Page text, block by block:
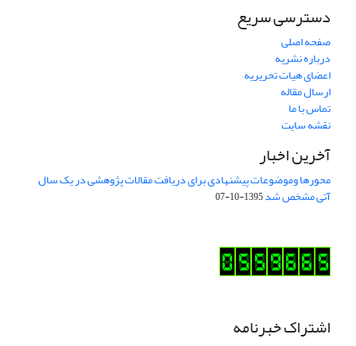
دسترسی سریع
صفحه اصلی
درباره نشریه
اعضای هیات تحریریه
ارسال مقاله
تماس با ما
نقشه سایت
آخرین اخبار
محورها وموضوعات پیشنهادی برای دریافت مقالات پژوهشی در یک سال
آتی مشخص شد1395-10-07
اشتراک خبرنامه